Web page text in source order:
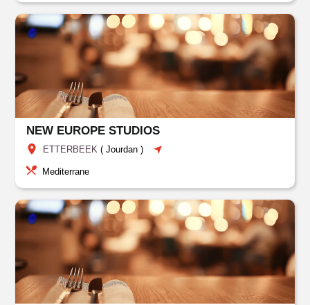
NEW EUROPE STUDIOS
ETTERBEEK (Jourdan )
Mediterrane